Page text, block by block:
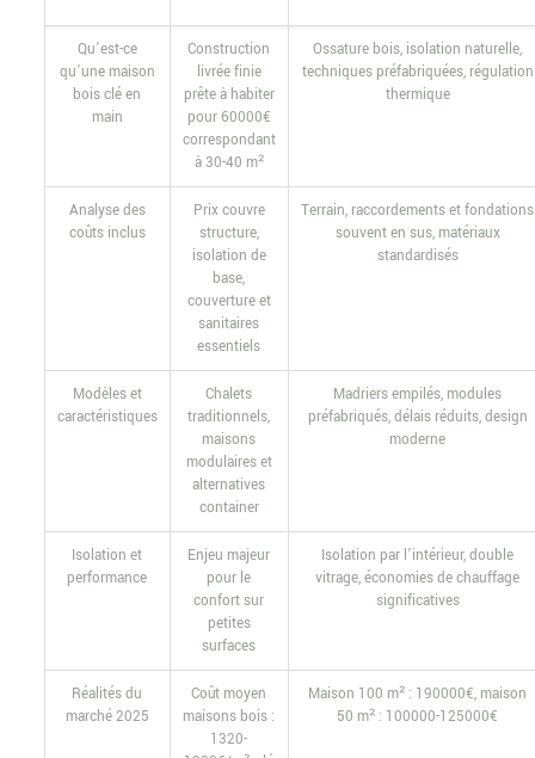
Qu’est-ce
qu’une maison
bois clé en
main
Construction
livrée finie
prête à habiter
pour 60000€
correspondant
à 30-40 m²
Ossature bois, isolation naturelle,
techniques préfabriquées, régulation
thermique
Analyse des
coûts inclus
Prix couvre
structure,
isolation de
base,
couverture et
sanitaires
essentiels
Terrain, raccordements et fondations
souvent en sus, matériaux
standardisés
Modèles et
caractéristiques
Chalets
traditionnels,
maisons
modulaires et
alternatives
container
Madriers empilés, modules
préfabriqués, délais réduits, design
moderne
Isolation et
performance
Enjeu majeur
pour le
confort sur
petites
surfaces
Isolation par l’intérieur, double
vitrage, économies de chauffage
significatives
Réalités du
marché 2025
Coût moyen
maisons bois :
1320-
Maison 100 m² : 190000€, maison
50 m² : 100000-125000€